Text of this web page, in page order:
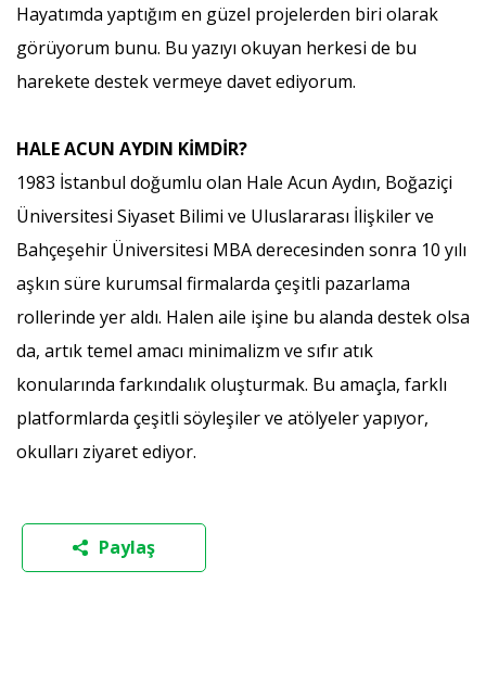
Hayatımda yaptığım en güzel projelerden biri olarak
görüyorum bunu. Bu yazıyı okuyan herkesi de bu
harekete destek vermeye davet ediyorum.
HALE ACUN AYDIN KİMDİR?
1983 İstanbul doğumlu olan Hale Acun Aydın, Boğaziçi
Üniversitesi Siyaset Bilimi ve Uluslararası İlişkiler ve
Bahçeşehir Üniversitesi MBA derecesinden sonra 10 yılı
aşkın süre kurumsal firmalarda çeşitli pazarlama
rollerinde yer aldı. Halen aile işine bu alanda destek olsa
da, artık temel amacı minimalizm ve sıfır atık
konularında farkındalık oluşturmak. Bu amaçla, farklı
platformlarda çeşitli söyleşiler ve atölyeler yapıyor,
okulları ziyaret ediyor.
Paylaş